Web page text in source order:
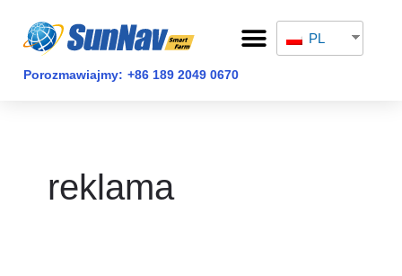
Menu
PL
Porozmawiajmy: +86 189 2049 0670
reklama